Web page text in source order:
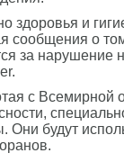
здоровья и
сообщения о
за нарушение
с Всемирной
Они будут